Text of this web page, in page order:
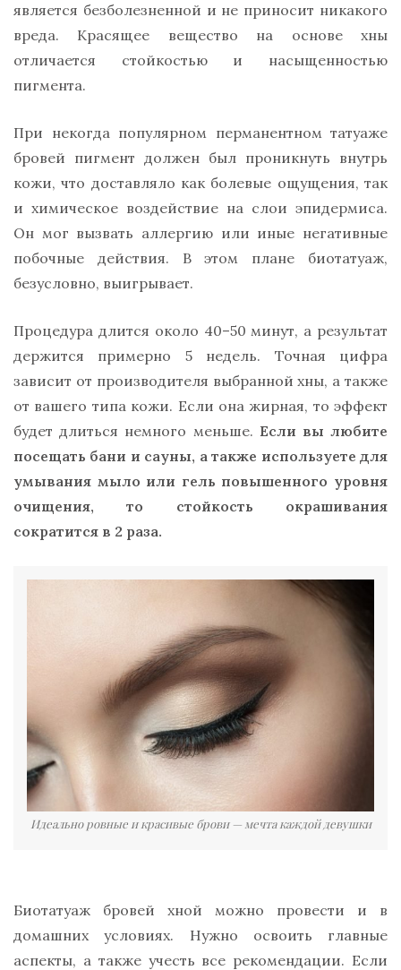
является безболезненной и не приносит никакого
вреда. Красящее вещество на основе хны
отличается стойкостью и насыщенностью
пигмента.
При некогда популярном перманентном татуаже
бровей пигмент должен был проникнуть внутрь
кожи, что доставляло как болевые ощущения, так
и химическое воздействие на слои эпидермиса.
Он мог вызвать аллергию или иные негативные
побочные действия. В этом плане биотатуаж,
безусловно, выигрывает.
Процедура длится около 40–50 минут, а результат
держится примерно 5 недель. Точная цифра
зависит от производителя выбранной хны, а также
от вашего типа кожи. Если она жирная, то эффект
будет длиться немного меньше. Если вы любите
посещать бани и сауны, а также используете для
умывания мыло или гель повышенного уровня
очищения, то стойкость окрашивания
сократится в 2 раза.
Идеально ровные и красивые брови — мечта каждой девушки
Биотатуаж бровей хной можно провести и в
домашних условиях. Нужно освоить главные
аспекты, а также учесть все рекомендации. Если